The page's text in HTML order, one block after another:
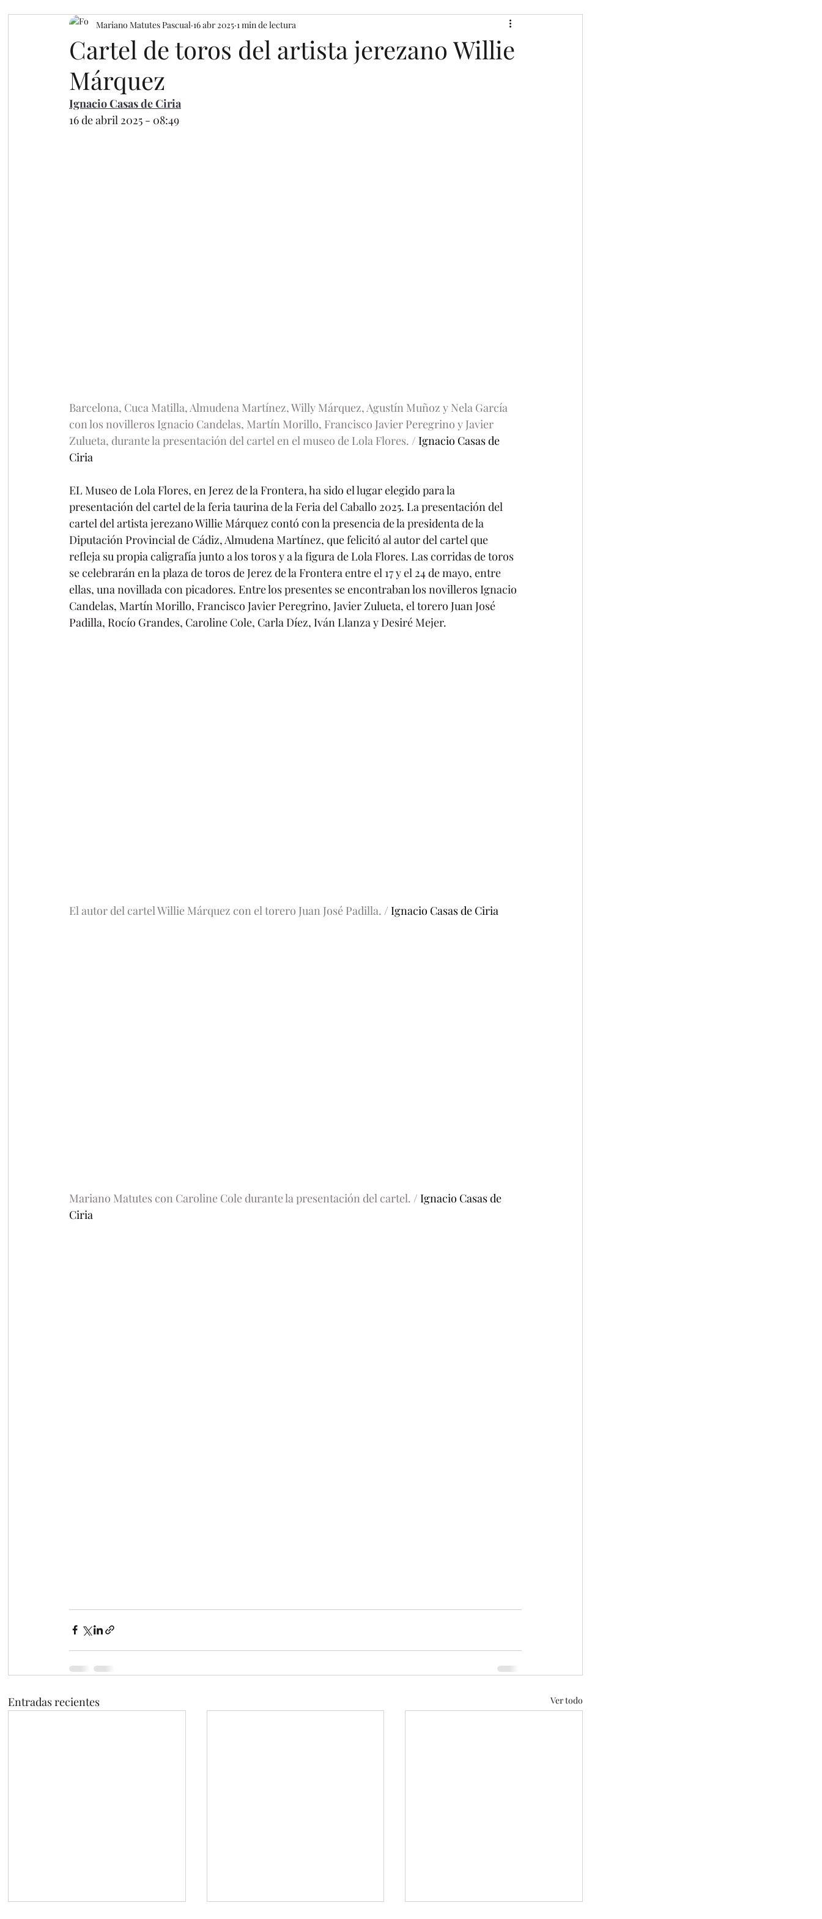
Cartel de toros del artista jerezano Willie
Márquez
Mariano Matutes Pascual 16 abr 2025 1 min de lectura
Ignacio Casas de Ciria
16 de abril 2025 - 08:49
Barcelona, Cuca Matilla, Almudena Martínez, Willy Márquez, Agustín Muñoz y Nela García
con los novilleros Ignacio Candelas, Martín Morillo, Francisco Javier Peregrino y Javier
Zulueta, durante la presentación del cartel en el museo de Lola Flores. / Ignacio Casas de
Ciria
EL Museo de Lola Flores, en Jerez de la Frontera, ha sido el lugar elegido para la
presentación del cartel de la feria taurina de la Feria del Caballo 2025. La presentación del
cartel del artista jerezano Willie Márquez contó con la presencia de la presidenta de la
Diputación Provincial de Cádiz, Almudena Martínez, que felicitó al autor del cartel que
refleja su propia caligrafía junto a los toros y a la figura de Lola Flores. Las corridas de toros
se celebrarán en la plaza de toros de Jerez de la Frontera entre el 17 y el 24 de mayo, entre
ellas, una novillada con picadores. Entre los presentes se encontraban los novilleros Ignacio
Candelas, Martín Morillo, Francisco Javier Peregrino, Javier Zulueta, el torero Juan José
Padilla, Rocío Grandes, Caroline Cole, Carla Díez, Iván Llanza y Desiré Mejer.
El autor del cartel Willie Márquez con el torero Juan José Padilla. / Ignacio Casas de Ciria
Mariano Matutes con Caroline Cole durante la presentación del cartel. / Ignacio Casas de
Ciria
Entradas recientes Ver todo